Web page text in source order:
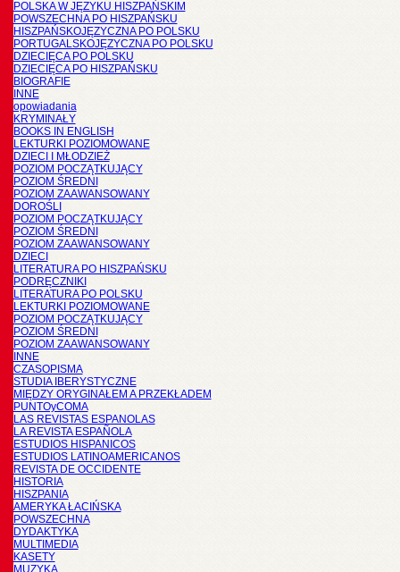
POLSKA W JĘZYKU HISZPAŃSKIM
POWSZECHNA PO HISZPAŃSKU
HISZPAŃSKOJĘZYCZNA PO POLSKU
PORTUGALSKOJĘZYCZNA PO POLSKU
DZIECIĘCA PO POLSKU
DZIECIĘCA PO HISZPAŃSKU
BIOGRAFIE
INNE
opowiadania
KRYMINAŁY
BOOKS IN ENGLISH
LEKTURKI POZIOMOWANE
DZIECI I MŁODZIEŻ
POZIOM POCZĄTKUJĄCY
POZIOM ŚREDNI
POZIOM ZAAWANSOWANY
DOROŚLI
POZIOM POCZĄTKUJĄCY
POZIOM ŚREDNI
POZIOM ZAAWANSOWANY
DZIECI
LITERATURA PO HISZPAŃSKU
PODRĘCZNIKI
LITERATURA PO POLSKU
LEKTURKI POZIOMOWANE
POZIOM POCZĄTKUJĄCY
POZIOM ŚREDNI
POZIOM ZAAWANSOWANY
INNE
CZASOPISMA
STUDIA IBERYSTYCZNE
MIĘDZY ORYGINAŁEM A PRZEKŁADEM
PUNTOyCOMA
LAS REVISTAS ESPANOLAS
LA REVISTA ESPAÑOLA
ESTUDIOS HISPANICOS
ESTUDIOS LATINOAMERICANOS
REVISTA DE OCCIDENTE
HISTORIA
HISZPANIA
AMERYKA ŁACIŃSKA
POWSZECHNA
DYDAKTYKA
MULTIMEDIA
KASETY
MUZYKA